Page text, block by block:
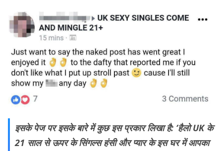
इसके पेज पर इसके बारे में कुछ इस प्रकार लिखा है: ‘हैलो UK के
21 साल से ऊपर के सिंगल्स हंसी और प्यार के इस घर में आपका